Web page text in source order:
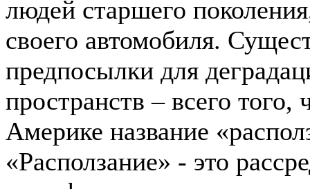
людей старшего
своего автомобиля.
предпосылки для
пространств – всего
Америке название
«Расползание» - это